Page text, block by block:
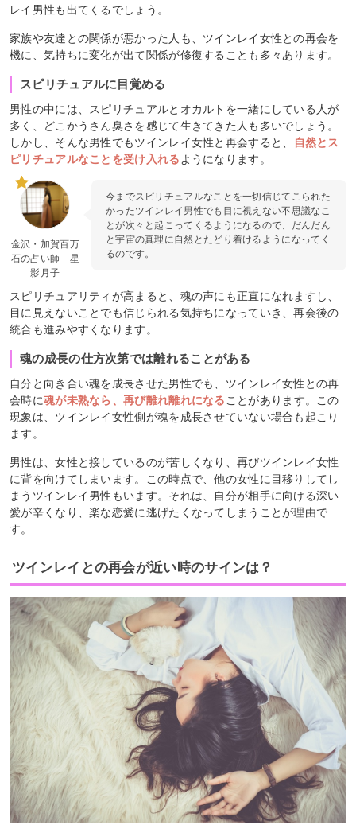
レイ男性も出てくるでしょう。
家族や友達との関係が悪かった人も、ツインレイ女性との再会を
機に、気持ちに変化が出て関係が修復することも多々あります。
スピリチュアルに目覚める
男性の中には、スピリチュアルとオカルトを一緒にしている人が
多く、どこかうさん臭さを感じて生きてきた人も多いでしょう。
しかし、そんな男性でもツインレイ女性と再会すると、
自然とス
ピリチュアルなことを受け入れる ようになります。
金沢・加賀百万
石の占い師 星
影月子
今までスピリチュアルなことを一切信じてこられた
かったツインレイ男性でも目に視えない不思議なこ
とが次々と起こってくるようになるので、だんだん
と宇宙の真理に自然とたどり着けるようになってく
るのです。
スピリチュアリティが高まると、魂の声にも正直になれますし、
目に見えないことでも信じられる気持ちになっていき、再会後の
統合も進みやすくなります。
魂の成長の仕方次第では離れることがある
自分と向き合い魂を成長させた男性でも、ツインレイ女性との再
会時に魂が未熟なら、再び離れ離れになることがあります。この
現象は、ツインレイ女性側が魂を成長させていない場合も起こり
ます。
男性は、女性と接しているのが苦しくなり、再びツインレイ女性
に背を向けてしまいます。この時点で、他の女性に目移りしてし
まうツインレイ男性もいます。それは、自分が相手に向ける深い
愛が辛くなり、楽な恋愛に逃げたくなってしまうことが理由で
す。
ツインレイとの再会が近い時のサインは？